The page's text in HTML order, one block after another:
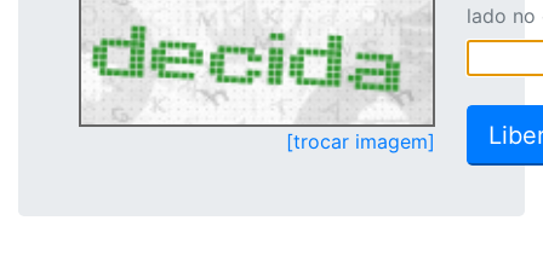
[trocar imagem]
lado no